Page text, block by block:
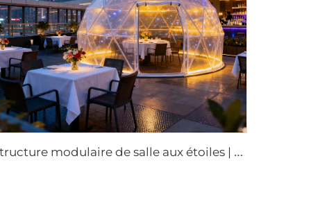
S
tructure modulaire de salle aux étoiles | Pod habitation transparent en polycarbonate haute résistance